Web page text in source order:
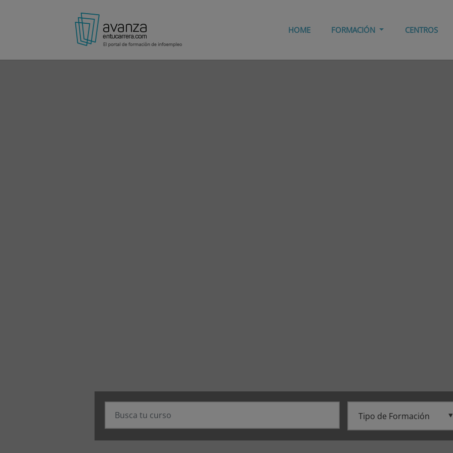
HOME FORMACIÓN CENTROS